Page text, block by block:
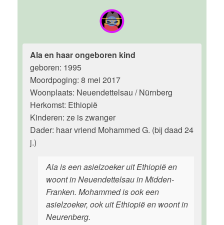
Ala en haar ongeboren kind
geboren: 1995
Moordpoging: 8 mei 2017
Woonplaats: Neuendettelsau / Nürnberg
Herkomst: Ethiopië
Kinderen: ze is zwanger
Dader: haar vriend Mohammed G. (bij daad 24
j.)
Ala is een asielzoeker uit Ethiopië en
woont in Neuendettelsau in Midden-
Franken. Mohammed is ook een
asielzoeker, ook uit Ethiopië en woont in
Neurenberg.